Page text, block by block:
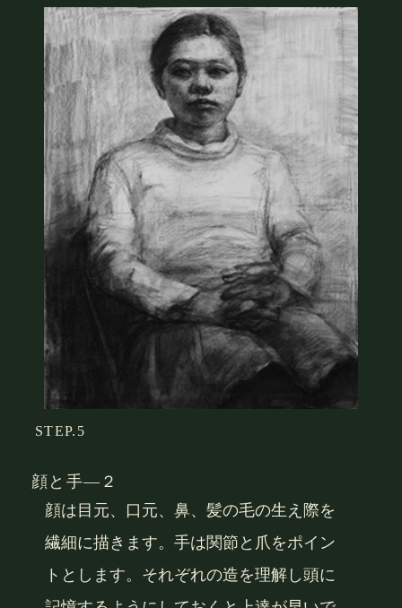
STEP.5
顔と手―２
顔は目元、口元、鼻、髪の毛の生え際を
繊細に描きます。手は関節と爪をポイン
トとします。それぞれの造を理解し頭に